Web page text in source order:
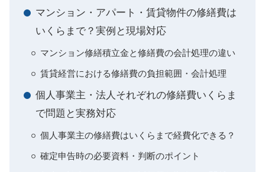
マンション・アパート・賃貸物件の修繕費は
いくらまで？実例と現場対応
マンション修繕積立金と修繕費の会計処理の違い
賃貸経営における修繕費の負担範囲・会計処理
個人事業主・法人それぞれの修繕費いくらま
で問題と実務対応
個人事業主の修繕費はいくらまで経費化できる？
確定申告時の必要資料・判断のポイント